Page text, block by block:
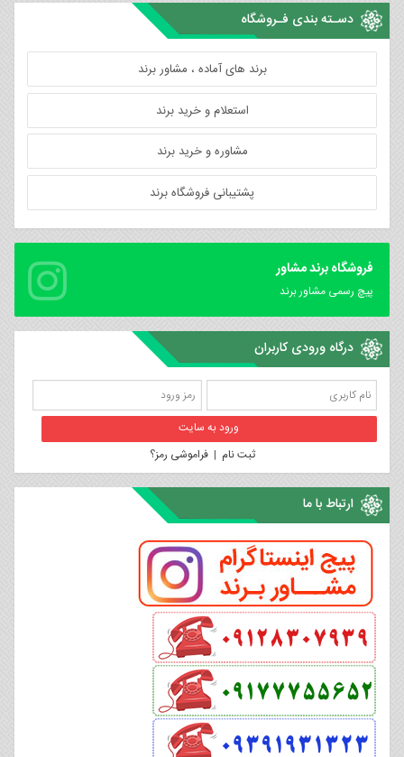
دسـته بندی فـروشگاه
برند های آماده ، مشاور برند
استعلام و خرید برند
مشاوره و خرید برند
پشتیبانی فروشگاه برند
فروشگاه برند مشاور
پیچ رسمی مشاور برند
درگاه ورودی کاربران
ثبت نام |فراموشی رمز؟
ارتباط با ما